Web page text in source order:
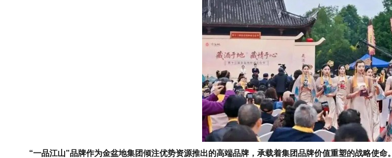
“一品江山”品牌作为金盆地集团倾注优势资源推出的高端品牌，承载着集团品牌价值重塑的战略使命。